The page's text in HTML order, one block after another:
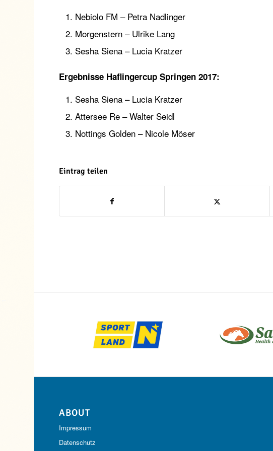
Nebiolo FM – Petra Nadlinger
Morgenstern – Ulrike Lang
Sesha Siena – Lucia Kratzer
Ergebnisse Haflingercup Springen 2017:
Sesha Siena – Lucia Kratzer
Attersee Re – Walter Seidl
Nottings Golden – Nicole Möser
Eintrag teilen
ABOUT
Impressum
Datenschutz